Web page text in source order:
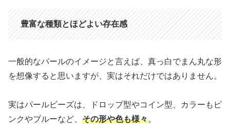
豊富な種類とほどよい存在感
一般的なパールのイメージと言えば、真っ白でまん丸な形
を想像すると思いますが、実はそれだけではありません。
実はパールビーズは、ドロップ型やコイン型、カラーもピ
ンクやブルーなど、 その形や色も様々。